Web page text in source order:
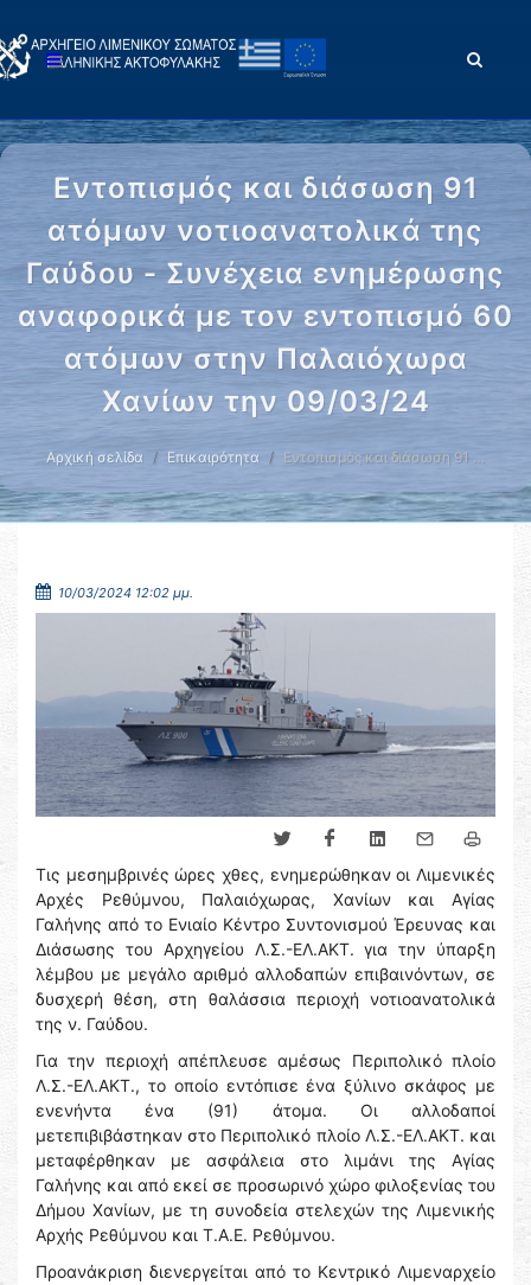
Εντοπισμός και διάσωση 91
ατόμων νοτιοανατολικά της
Γαύδου - Συνέχεια ενημέρωσης
αναφορικά με τον εντοπισμό 60
ατόμων στην Παλαιόχωρα
Χανίων την 09/03/24
Αρχική σελίδα Επικαιρότητα Εντοπισμός και διάσωση 91 …
10/03/2024 12:02 μμ.
Τις μεσημβρινές ώρες χθες, ενημερώθηκαν οι Λιμενικές
Αρχές Ρεθύμνου, Παλαιόχωρας, Χανίων και Αγίας
Γαλήνης από το Ενιαίο Κέντρο Συντονισμού Έρευνας και
Διάσωσης του Αρχηγείου Λ.Σ.-ΕΛ.ΑΚΤ. για την ύπαρξη
λέμβου με μεγάλο αριθμό αλλοδαπών επιβαινόντων, σε
δυσχερή θέση, στη θαλάσσια περιοχή νοτιοανατολικά
της ν. Γαύδου.
Για την περιοχή απέπλευσε αμέσως Περιπολικό πλοίο
Λ.Σ.-ΕΛ.ΑΚΤ., το οποίο εντόπισε ένα ξύλινο σκάφος με
ενενήντα ένα (91) άτομα. Οι αλλοδαποί
μετεπιβιβάστηκαν στο Περιπολικό πλοίο Λ.Σ.-ΕΛ.ΑΚΤ. και
μεταφέρθηκαν με ασφάλεια στο λιμάνι της Αγίας
Γαλήνης και από εκεί σε προσωρινό χώρο φιλοξενίας του
Δήμου Χανίων, με τη συνοδεία στελεχών της Λιμενικής
Αρχής Ρεθύμνου και Τ.Α.Ε. Ρεθύμνου.
Προανάκριση διενεργείται από το Κεντρικό Λιμεναρχείο